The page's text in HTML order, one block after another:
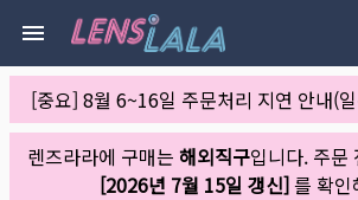
[중요] 8월 6~16일 주문처리 지연 안내(
렌즈라라에 구매는 해외직구입니다. 주문
[2026년 7월 15일 갱신]를 확인